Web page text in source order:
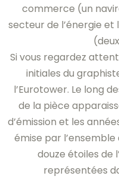
commerce (un
secteur de l’énergie
Si vous regardez
initiales du
l’Eurotower. Le long
de la pièce
d’émission et les
émise par l’ensemble
douze étoiles de
représentées